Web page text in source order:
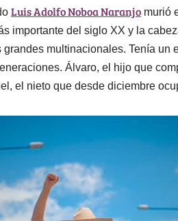
Luis Adolfo Noboa Naranjo murió
importante del siglo XX y la
multinacionales. Tenía un
Álvaro, el hijo que
el nieto que desde diciembre